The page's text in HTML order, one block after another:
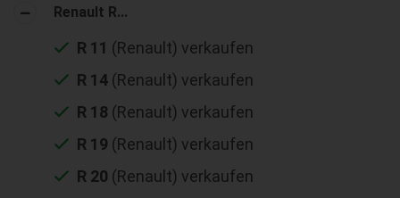
Renault R...
R 11 (Renault) verkaufen
R 14 (Renault) verkaufen
R 18 (Renault) verkaufen
R 19 (Renault) verkaufen
R 20 (Renault) verkaufen